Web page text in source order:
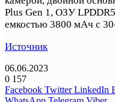
Plus Gen 1, ОЗУ
емкостью 3800 мАч с
Источник
06.06.2023
0 157
Facebook Twitter LinkedIn